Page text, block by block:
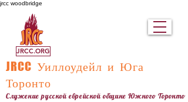
jrcc woodbridge
JRCC Уиллоудейл и Юга
Торонто
Служение русской еврейской общине Южного Торонто
JRCC.ORG